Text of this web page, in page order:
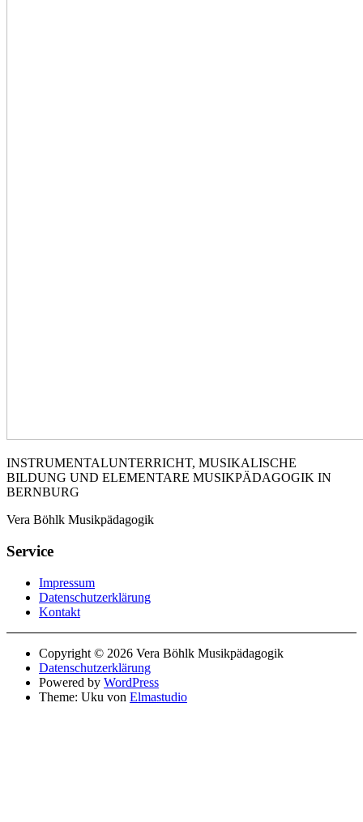
INSTRUMENTALUNTERRICHT, MUSIKALISCHE
BILDUNG UND ELEMENTARE MUSIKPÄDAGOGIK IN
BERNBURG
Vera Böhlk Musikpädagogik
Service
Impressum
Datenschutzerklärung
Kontakt
Copyright © 2026 Vera Böhlk Musikpädagogik
Datenschutzerklärung
Powered by WordPress
Theme: Uku von Elmastudio